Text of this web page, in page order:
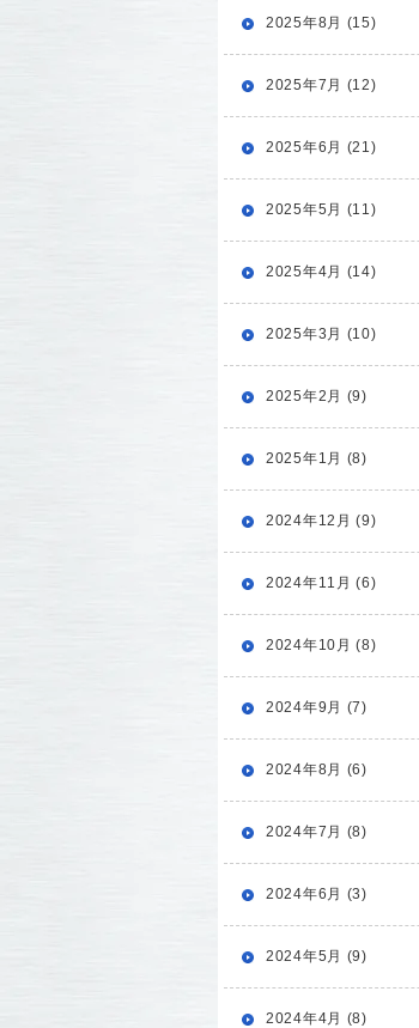
2025年8月 (15)
2025年7月 (12)
2025年6月 (21)
2025年5月 (11)
2025年4月 (14)
2025年3月 (10)
2025年2月 (9)
2025年1月 (8)
2024年12月 (9)
2024年11月 (6)
2024年10月 (8)
2024年9月 (7)
2024年8月 (6)
2024年7月 (8)
2024年6月 (3)
2024年5月 (9)
2024年4月 (8)